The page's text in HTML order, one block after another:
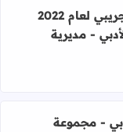
- مديرية طولكرم
امتحان الجغرافيا التجريبي لعام 2022
- مديرية
- مجموعة